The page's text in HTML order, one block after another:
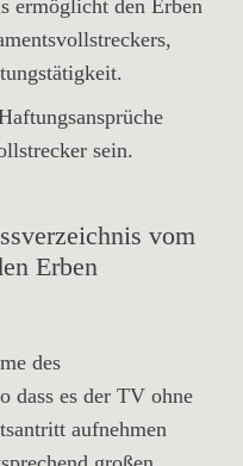
ermöglicht den Erben
sein.
vom
Erben
des
dass es der TV ohne
aufnehmen